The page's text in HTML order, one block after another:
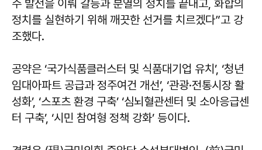
주 발전을 이뤄 갈등과 분열의 정치를 끝내고, 화합의
정치를 실현하기 위해 깨끗한 선거를 치르겠다”고 강
조했다.
공약은 ‘국가식품클러스터 및 식품대기업 유치’, ‘청년
임대아파트 공급과 정주여건 개선’, ‘관광·전통시장 활
성화’, ‘스포츠 환경 구축’ ‘심뇌혈관센터 및 소아응급센
터 구축’, ‘시민 참여형 정책 강화’ 등이다.